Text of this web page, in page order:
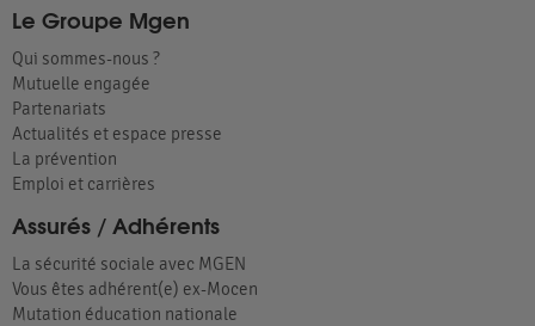
Le Groupe Mgen
Qui sommes-nous ?
Mutuelle engagée
Partenariats
Actualités et espace presse
La prévention
Emploi et carrières
Assurés / Adhérents
La sécurité sociale avec MGEN
Vous êtes adhérent(e) ex-Mocen
Mutation éducation nationale